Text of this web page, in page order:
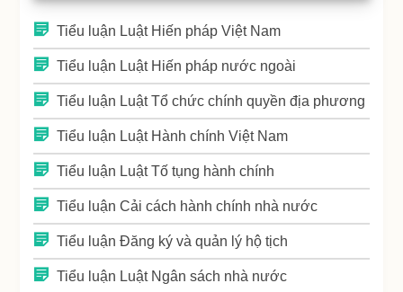
Tiểu luận Luật Hiến pháp Việt Nam
Tiểu luận Luật Hiến pháp nước ngoài
Tiểu luận Luật Tổ chức chính quyền địa phương
Tiểu luận Luật Hành chính Việt Nam
Tiểu luận Luật Tố tụng hành chính
Tiểu luận Cải cách hành chính nhà nước
Tiểu luận Đăng ký và quản lý hộ tịch
Tiểu luận Luật Ngân sách nhà nước